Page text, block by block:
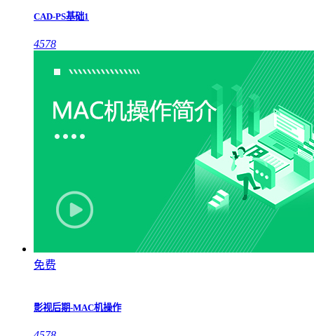
CAD-PS基础1
4578
免费
影视后期-MAC机操作